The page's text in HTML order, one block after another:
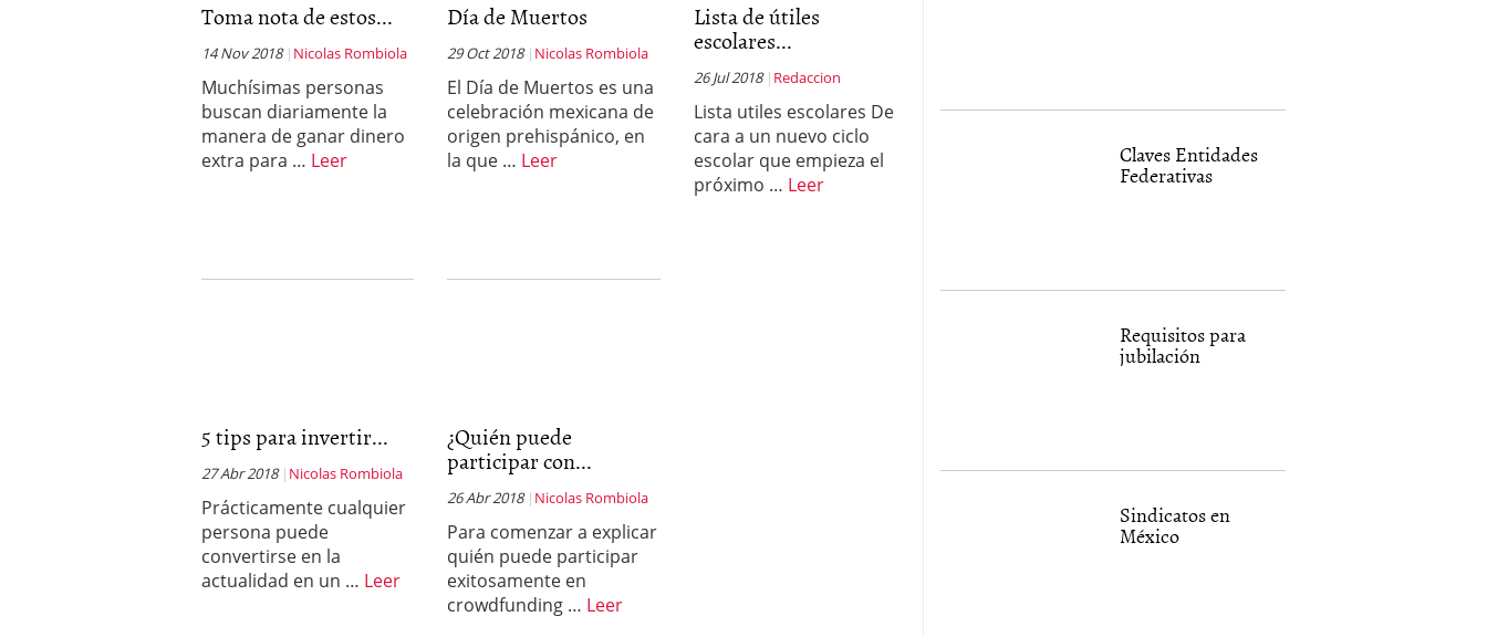
Toma nota de estos...
14 Nov 2018 Nicolas Rombiola
Muchísimas personas
buscan diariamente la
manera de ganar dinero
extra para … Leer
Día de Muertos
29 Oct 2018 Nicolas Rombiola
El Día de Muertos es una
celebración mexicana de
origen prehispánico, en
la que … Leer
Lista de útiles
escolares...
26 Jul 2018 Redaccion
Lista utiles escolares De
cara a un nuevo ciclo
escolar que empieza el
próximo … Leer
5 tips para invertir...
27 Abr 2018 Nicolas Rombiola
Prácticamente cualquier
persona puede
convertirse en la
actualidad en un … Leer
¿Quién puede
participar con...
26 Abr 2018 Nicolas Rombiola
Para comenzar a explicar
quién puede participar
exitosamente en
crowdfunding … Leer
Claves Entidades
Federativas
Requisitos para
jubilación
Sindicatos en
México